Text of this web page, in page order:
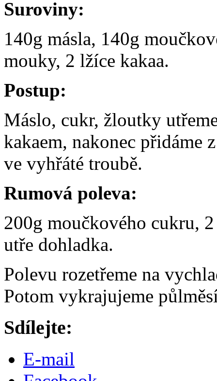
Suroviny:
140g másla, 140g
mouky, 2 lžíce kakaa.
Postup:
Máslo, cukr, žloutky
kakaem, nakonec přidáme
ve vyhřáté troubě.
Rumová poleva:
200g moučkového cukru,
utře dohladka.
Polevu rozetřeme na
Potom vykrajujeme
Sdílejte:
E-mail